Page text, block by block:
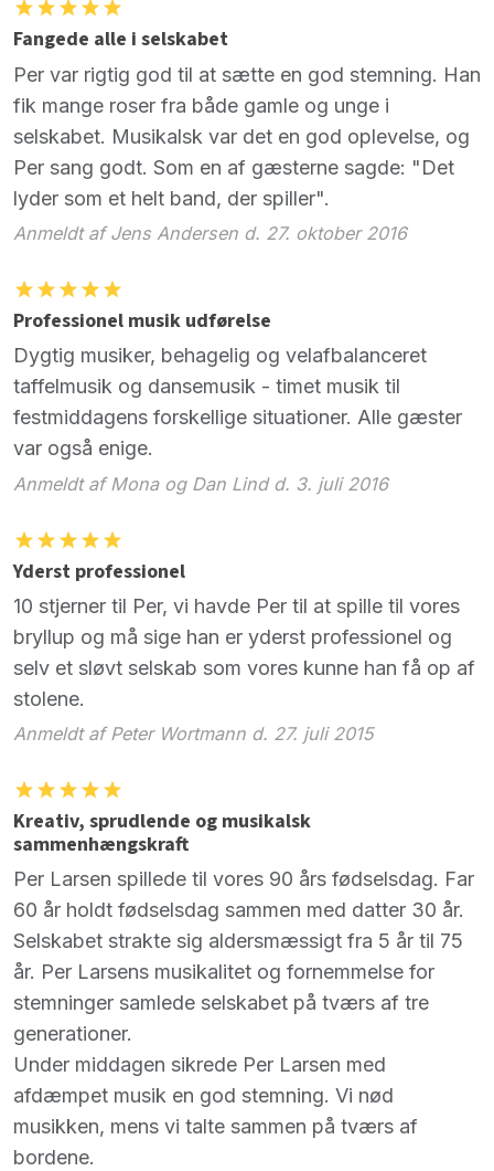
Fangede alle i selskabet
Per var rigtig god til at sætte en god stemning. Han
fik mange roser fra både gamle og unge i
selskabet. Musikalsk var det en god oplevelse, og
Per sang godt. Som en af gæsterne sagde: "Det
lyder som et helt band, der spiller".
Anmeldt af Jens Andersen d. 27. oktober 2016
Professionel musik udførelse
Dygtig musiker, behagelig og velafbalanceret
taffelmusik og dansemusik - timet musik til
festmiddagens forskellige situationer. Alle gæster
var også enige.
Anmeldt af Mona og Dan Lind d. 3. juli 2016
Yderst professionel
10 stjerner til Per, vi havde Per til at spille til vores
bryllup og må sige han er yderst professionel og
selv et sløvt selskab som vores kunne han få op af
stolene.
Anmeldt af Peter Wortmann d. 27. juli 2015
Kreativ, sprudlende og musikalsk
sammenhængskraft
Per Larsen spillede til vores 90 års fødselsdag. Far
60 år holdt fødselsdag sammen med datter 30 år.
Selskabet strakte sig aldersmæssigt fra 5 år til 75
år. Per Larsens musikalitet og fornemmelse for
stemninger samlede selskabet på tværs af tre
generationer.
Under middagen sikrede Per Larsen med
afdæmpet musik en god stemning. Vi nød
musikken, mens vi talte sammen på tværs af
bordene.